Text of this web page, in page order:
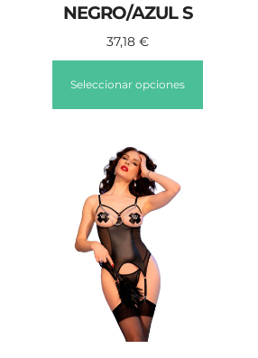
NEGRO/AZUL S
37,18€
Seleccionar opciones